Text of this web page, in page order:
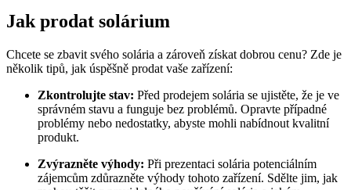
Jak prodat solárium
Chcete se zbavit svého solária a zároveň získat dobrou cenu? Zde je
několik tipů, jak úspěšně prodat vaše zařízení:
Zkontrolujte stav: Před prodejem solária se ujistěte, že je ve
správném stavu a funguje bez problémů. Opravte případné
problémy nebo nedostatky, abyste mohli nabídnout kvalitní
produkt.
Zvýrazněte výhody: Při prezentaci solária potenciálním
zájemcům zdůrazněte výhody tohoto zařízení. Sdělte jim, jak